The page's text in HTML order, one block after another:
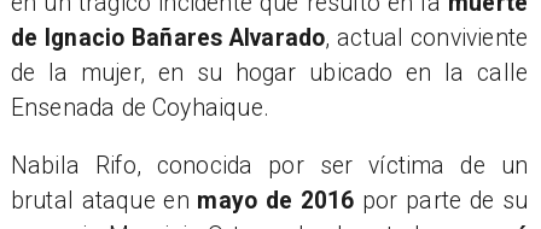
de Ignacio Bañares Alvarado, actual conviviente
de la mujer, en su hogar ubicado en la calle
Ensenada de Coyhaique.
​Nabila Rifo, conocida por ser víctima de un
brutal ataque en mayo de 2016 por parte de su